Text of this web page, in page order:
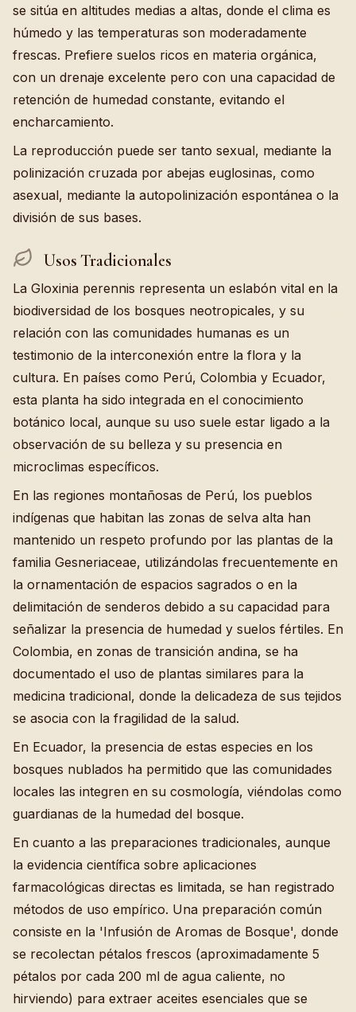
se sitúa en altitudes medias a altas, donde el clima es
húmedo y las temperaturas son moderadamente
frescas. Prefiere suelos ricos en materia orgánica,
con un drenaje excelente pero con una capacidad de
retención de humedad constante, evitando el
encharcamiento.
La reproducción puede ser tanto sexual, mediante la
polinización cruzada por abejas euglosinas, como
asexual, mediante la autopolinización espontánea o la
división de sus bases.
Usos Tradicionales
La Gloxinia perennis representa un eslabón vital en la
biodiversidad de los bosques neotropicales, y su
relación con las comunidades humanas es un
testimonio de la interconexión entre la flora y la
cultura. En países como Perú, Colombia y Ecuador,
esta planta ha sido integrada en el conocimiento
botánico local, aunque su uso suele estar ligado a la
observación de su belleza y su presencia en
microclimas específicos.
En las regiones montañosas de Perú, los pueblos
indígenas que habitan las zonas de selva alta han
mantenido un respeto profundo por las plantas de la
familia Gesneriaceae, utilizándolas frecuentemente en
la ornamentación de espacios sagrados o en la
delimitación de senderos debido a su capacidad para
señalizar la presencia de humedad y suelos fértiles. En
Colombia, en zonas de transición andina, se ha
documentado el uso de plantas similares para la
medicina tradicional, donde la delicadeza de sus tejidos
se asocia con la fragilidad de la salud.
En Ecuador, la presencia de estas especies en los
bosques nublados ha permitido que las comunidades
locales las integren en su cosmología, viéndolas como
guardianas de la humedad del bosque.
En cuanto a las preparaciones tradicionales, aunque
la evidencia científica sobre aplicaciones
farmacológicas directas es limitada, se han registrado
métodos de uso empírico. Una preparación común
consiste en la 'Infusión de Aromas de Bosque', donde
se recolectan pétalos frescos (aproximadamente 5
pétalos por cada 200 ml de agua caliente, no
hirviendo) para extraer aceites esenciales que se